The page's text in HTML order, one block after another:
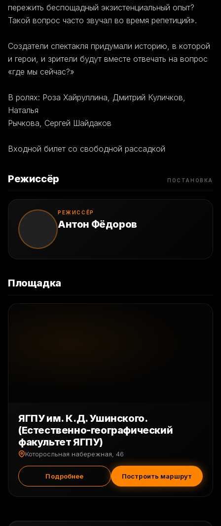
пережить беспощадный экзистенциальный опыт?
Такой вопрос часто звучал во время репетиций».
Создатели спектакля придумали историю, в которой
и герои, и зрители будут вместе отвечать на вопрос
«где мы сейчас?»
В ролях: Роза Хайруллина, Дмитрий Куличков,
Наталья
Рычкова, Сергей Шайдаков
Входной билет со свободной рассадкой
Режиссёр ПОСТАНОВКА
РЕЖИССЁР
Антон Фёдоров
Площадка
ЯГПУ им. К.Д. Ушинского.
(Естественно-географический
факультет ЯГПУ)
Которосльная набережная, 46
Подробнее Построить маршрут